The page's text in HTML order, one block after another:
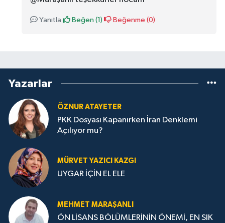
Yanıtla Beğen (1 ) Beğenme (0)
Yazarlar
ÖZNUR ATAYETER
PKK Dosyası Kapanırken İran Denklemi
Açılıyor mu?
MÜRVET YAZICI KAZGI
UYGAR İÇİN EL ELE
MEHMET MARAŞANLI
ÖN LİSANS BÖLÜMLERİNİN ÖNEMİ, EN SIK